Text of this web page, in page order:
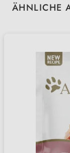
Produktgalerie
ÄHNLICHE